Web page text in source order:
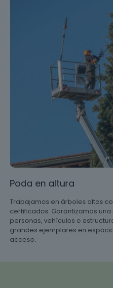
Poda en altura
Trabajamos en árboles altos
certificados. Garantizamos
personas, vehículos o
grandes ejemplares en
acceso.